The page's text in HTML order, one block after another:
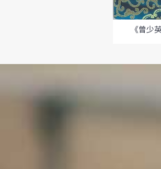
《曾少